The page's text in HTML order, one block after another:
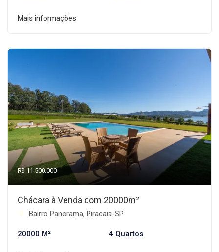
Mais informações
R$ 11.500.000
Chácara à Venda com 20000m²
Bairro Panorama, Piracaia-SP
20000 M² 4 Quartos